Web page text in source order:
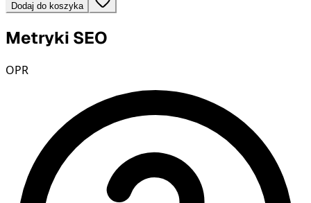
Dodaj do koszyka
Metryki SEO
OPR